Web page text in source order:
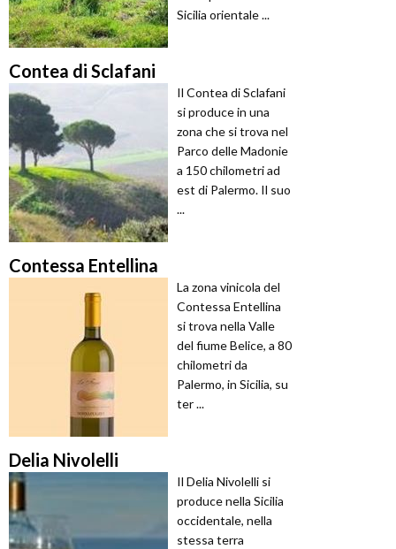
Sicilia orientale ...
Contea di Sclafani
Il Contea di Sclafani
si produce in una
zona che si trova nel
Parco delle Madonie
a 150 chilometri ad
est di Palermo. Il suo
...
Contessa Entellina
La zona vinicola del
Contessa Entellina
si trova nella Valle
del fiume Belice, a 80
chilometri da
Palermo, in Sicilia, su
ter ...
Delia Nivolelli
Il Delia Nivolelli si
produce nella Sicilia
occidentale, nella
stessa terra